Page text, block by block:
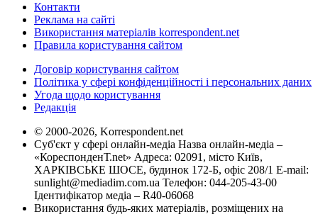
Контакти
Реклама на сайті
Використання матеріалів korrespondent.net
Правила користування сайтом
Договір користування сайтом
Політика у сфері конфіденційності і персональних даних
Угода щодо користування
Редакція
© 2000-2026, Korrespondent.net
Суб'єкт у сфері онлайн-медіа Назва онлайн-медіа –
«КореспонденТ.net» Адреса: 02091, місто Київ,
ХАРКІВСЬКЕ ШОСЕ, будинок 172-Б, офіс 208/1 E-mail:
sunlight@mediadim.com.ua Телефон: 044-205-43-00
Ідентифікатор медіа – R40-06068
Використання будь-яких матеріалів, розміщених на